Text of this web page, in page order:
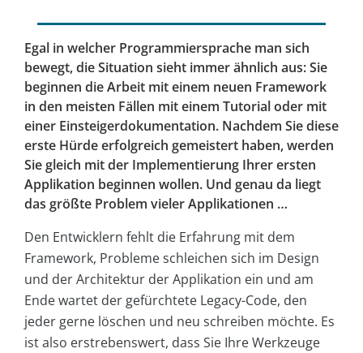
Egal in welcher Programmiersprache man sich
bewegt, die Situation sieht immer ähnlich aus: Sie
beginnen die Arbeit mit einem neuen Framework
in den meisten Fällen mit einem Tutorial oder mit
einer Einsteigerdokumentation. Nachdem Sie diese
erste Hürde erfolgreich gemeistert haben, werden
Sie gleich mit der Implementierung Ihrer ersten
Applikation beginnen wollen. Und genau da liegt
das größte Problem vieler Applikationen …
Den Entwicklern fehlt die Erfahrung mit dem
Framework, Probleme schleichen sich im Design
und der Architektur der Applikation ein und am
Ende wartet der gefürchtete Legacy-Code, den
jeder gerne löschen und neu schreiben möchte. Es
ist also erstrebenswert, dass Sie Ihre Werkzeuge